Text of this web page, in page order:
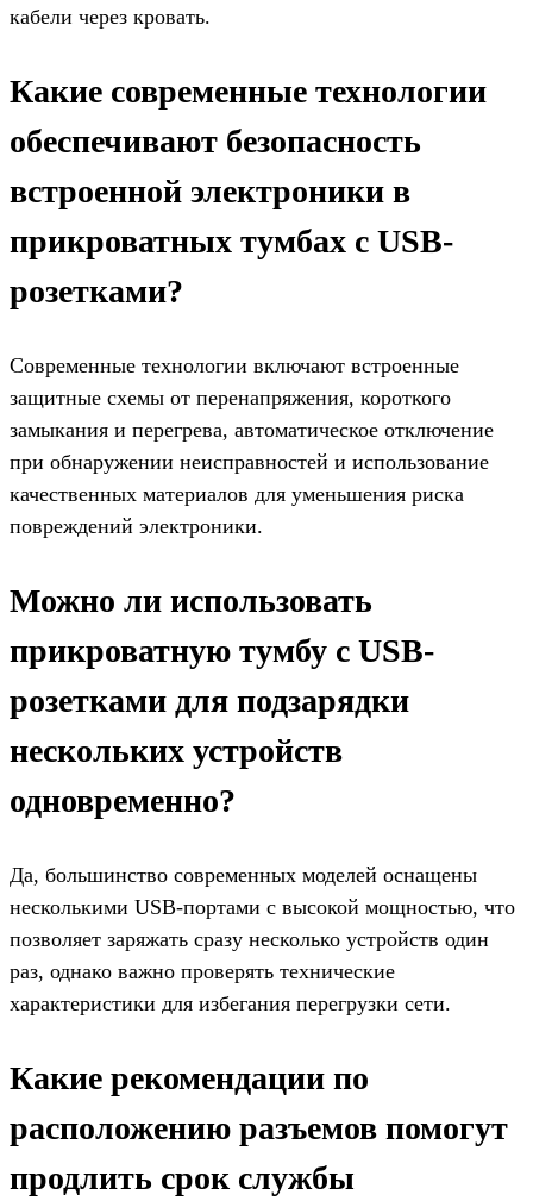
кабели через кровать.
Какие современные технологии
обеспечивают безопасность
встроенной электроники в
прикроватных тумбах с USB-
розетками?
Современные технологии включают встроенные
защитные схемы от перенапряжения, короткого
замыкания и перегрева, автоматическое отключение
при обнаружении неисправностей и использование
качественных материалов для уменьшения риска
повреждений электроники.
Можно ли использовать
прикроватную тумбу с USB-
розетками для подзарядки
нескольких устройств
одновременно?
Да, большинство современных моделей оснащены
несколькими USB-портами с высокой мощностью, что
позволяет заряжать сразу несколько устройств один
раз, однако важно проверять технические
характеристики для избегания перегрузки сети.
Какие рекомендации по
расположению разъемов помогут
продлить срок службы